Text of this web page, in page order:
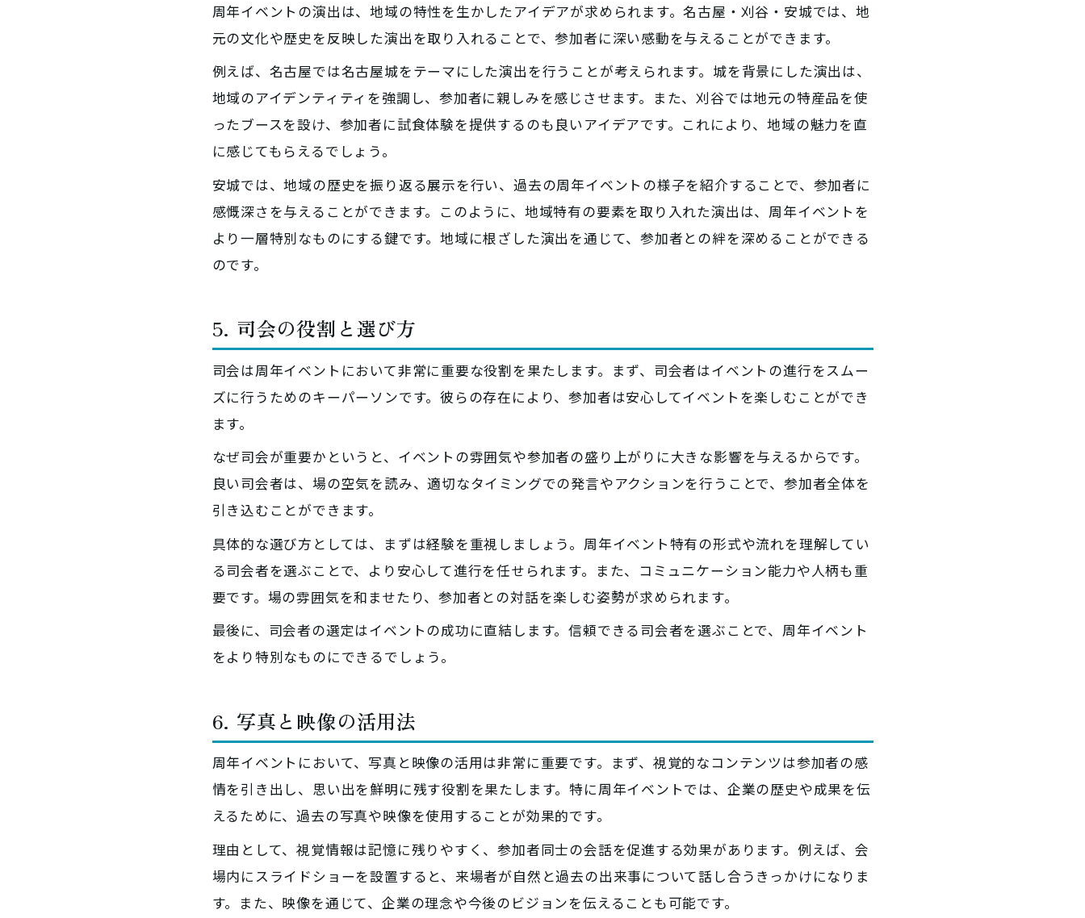
周年イベントの演出は、地域の特性を生かしたアイデアが求められます。名古屋・刈谷・安城では、地
元の文化や歴史を反映した演出を取り入れることで、参加者に深い感動を与えることができます。
例えば、名古屋では名古屋城をテーマにした演出を行うことが考えられます。城を背景にした演出は、
地域のアイデンティティを強調し、参加者に親しみを感じさせます。また、刈谷では地元の特産品を使
ったブースを設け、参加者に試食体験を提供するのも良いアイデアです。これにより、地域の魅力を直
に感じてもらえるでしょう。
安城では、地域の歴史を振り返る展示を行い、過去の周年イベントの様子を紹介することで、参加者に
感慨深さを与えることができます。このように、地域特有の要素を取り入れた演出は、周年イベントを
より一層特別なものにする鍵です。地域に根ざした演出を通じて、参加者との絆を深めることができる
のです。
5. 司会の役割と選び方
司会は周年イベントにおいて非常に重要な役割を果たします。まず、司会者はイベントの進行をスムー
ズに行うためのキーパーソンです。彼らの存在により、参加者は安心してイベントを楽しむことができ
ます。
なぜ司会が重要かというと、イベントの雰囲気や参加者の盛り上がりに大きな影響を与えるからです。
良い司会者は、場の空気を読み、適切なタイミングでの発言やアクションを行うことで、参加者全体を
引き込むことができます。
具体的な選び方としては、まずは経験を重視しましょう。周年イベント特有の形式や流れを理解してい
る司会者を選ぶことで、より安心して進行を任せられます。また、コミュニケーション能力や人柄も重
要です。場の雰囲気を和ませたり、参加者との対話を楽しむ姿勢が求められます。
最後に、司会者の選定はイベントの成功に直結します。信頼できる司会者を選ぶことで、周年イベント
をより特別なものにできるでしょう。
6. 写真と映像の活用法
周年イベントにおいて、写真と映像の活用は非常に重要です。まず、視覚的なコンテンツは参加者の感
情を引き出し、思い出を鮮明に残す役割を果たします。特に周年イベントでは、企業の歴史や成果を伝
えるために、過去の写真や映像を使用することが効果的です。
理由として、視覚情報は記憶に残りやすく、参加者同士の会話を促進する効果があります。例えば、会
場内にスライドショーを設置すると、来場者が自然と過去の出来事について話し合うきっかけになりま
す。また、映像を通じて、企業の理念や今後のビジョンを伝えることも可能です。